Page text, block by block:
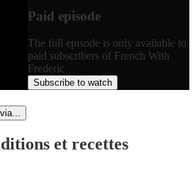
Paid episode
The full episode is only available to
paid subscribers of French With
Frederic
Subscribe to watch
et recettes